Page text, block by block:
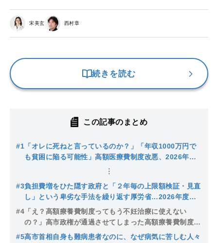
宋美玄 西村章
続きを読む
この記事のまとめ
#1 「オレに死ねと言っているのか？」「年収1000万円で
も貧困に陥る可能性」高額医療費制度改悪、2026年度
政府見直し案を徹底的に検証する
#3負担費増をひた隠す政府と「２年毎の上限額検証・見直
し」という卑劣な手法を繰り返す厚労省…2026年度高
額療養費制度見直し案をめぐる今後の動きと問題点と
は？
#4 「え？高額療養費制度ってもう不妊治療に使えない
の？」高市政権が通過させてしまった高額療養費制度改
悪問題を考察する
#5高市首相自身も難病患者なのに、なぜ病気に苦しむ人々